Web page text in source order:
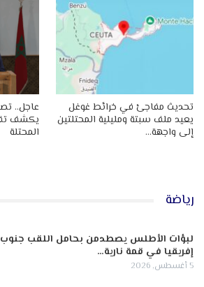
تحديث مفاجئ في خرائط غوغل
يعيد ملف سبتة ومليلية المحتلتين
إلى واجهة…
عاجل..
يكشف
المحتلة
رياضة
لبؤات الأطلس يصطدمن بحامل اللقب جنوب
إفريقيا في قمة نارية…
5 أغسطس, 2026